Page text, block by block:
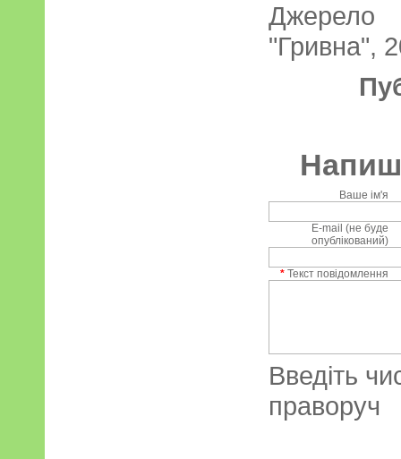
Джерело
"Гривна",
Ваше ім'я
E-mail (не буде
опублікований)
* Текст повідомлення
Введіть
праворуч